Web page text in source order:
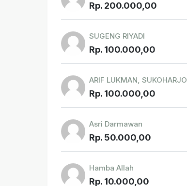
Rp. 200.000,00
SUGENG RIYADI
Rp. 100.000,00
ARIF LUKMAN, SUKOHARJO
Rp. 100.000,00
Asri Darmawan
Rp. 50.000,00
Hamba Allah
Rp. 10.000,00